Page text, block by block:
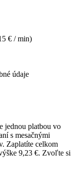
€ / min)
údaje
jednou platbou vo
s mesačnými
Zaplatíte celkom
9,23 €. Zvoľte si